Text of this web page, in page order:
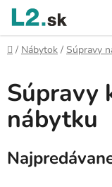
Prejsť
obsah
Domov
/ Nábytok / Súpravy
Súpravy
nábytku